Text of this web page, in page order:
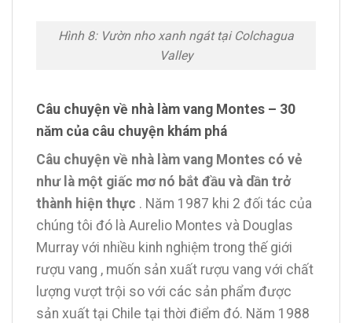
Hình 8: Vườn nho xanh ngát tại Colchagua
Valley
Câu chuyện về nhà làm vang Montes – 30
năm của câu chuyện khám phá
Câu chuyện về nhà làm vang Montes có vẻ
như là một giấc mơ nó bắt đầu và dần trở
thành hiện thực . Năm 1987 khi 2 đối tác của
chúng tôi đó là Aurelio Montes và Douglas
Murray với nhiều kinh nghiệm trong thế giới
rượu vang , muốn sản xuất rượu vang với chất
lượng vượt trội so với các sản phẩm được
sản xuất tại Chile tại thời điểm đó. Năm 1988